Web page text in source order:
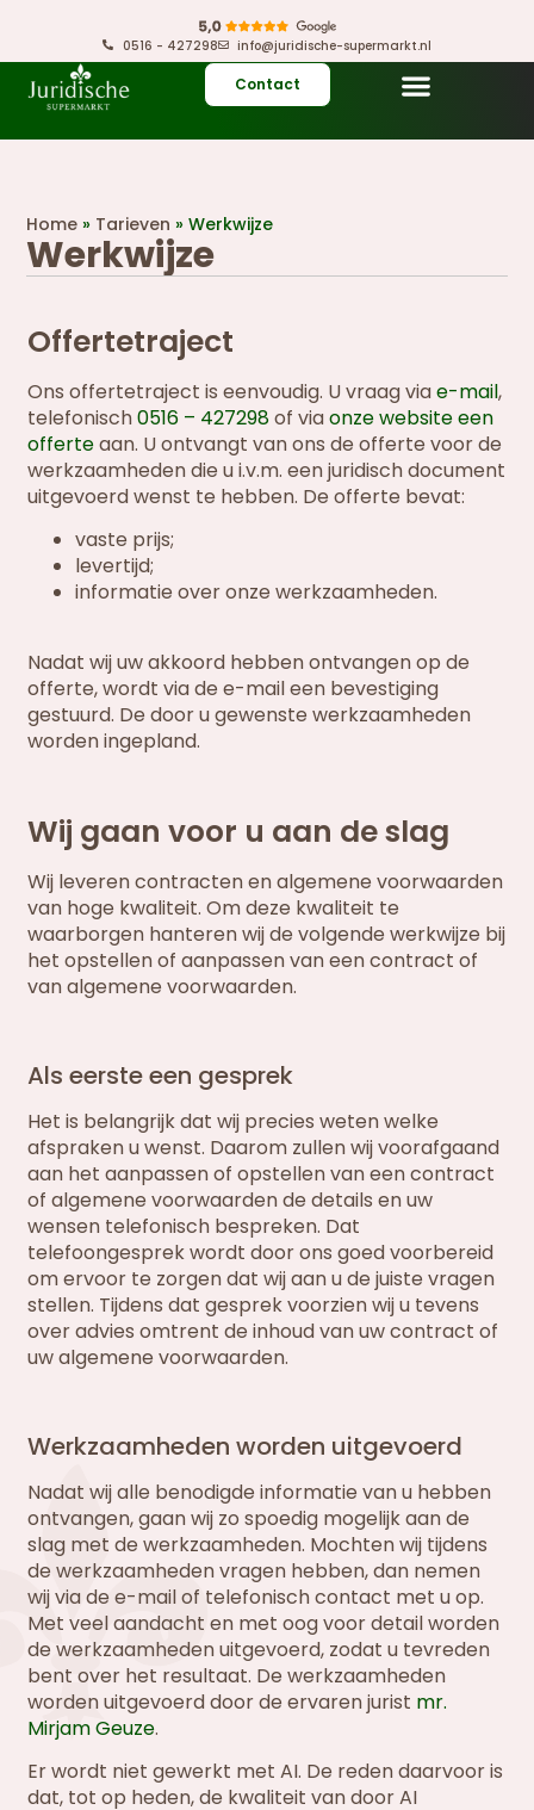
0516 - 427298 info@juridische-supermarkt.nl
Contact
Home » Tarieven »Werkwijze
Werkwijze
Offertetraject
Ons offertetraject is eenvoudig. U vraag viae-mail,
telefonisch0516 – 427298of viaonze website een
offerteaan. U ontvangt van ons de offerte voor de
werkzaamheden die u i.v.m. een juridisch document
uitgevoerd wenst te hebben. De offerte bevat:
vaste prijs;
levertijd;
informatie over onze werkzaamheden.
Nadat wij uw akkoord hebben ontvangen op de
offerte, wordt via de e-mail een bevestiging
gestuurd. De door u gewenste werkzaamheden
worden ingepland.
Wij gaan voor u aan de slag
Wij leveren contracten en algemene voorwaarden
van hoge kwaliteit. Om deze kwaliteit te
waarborgen hanteren wij de volgende werkwijze bij
het opstellen of aanpassen van een contract of
van algemene voorwaarden.
Als eerste een gesprek
Het is belangrijk dat wij precies weten welke
afspraken u wenst. Daarom zullen wij voorafgaand
aan het aanpassen of opstellen van een contract
of algemene voorwaarden de details en uw
wensen telefonisch bespreken. Dat
telefoongesprek wordt door ons goed voorbereid
om ervoor te zorgen dat wij aan u de juiste vragen
stellen. Tijdens dat gesprek voorzien wij u tevens
over advies omtrent de inhoud van uw contract of
uw algemene voorwaarden.
Werkzaamheden worden uitgevoerd
Nadat wij alle benodigde informatie van u hebben
ontvangen, gaan wij zo spoedig mogelijk aan de
slag met de werkzaamheden. Mochten wij tijdens
de werkzaamheden vragen hebben, dan nemen
wij via de e-mail of telefonisch contact met u op.
Met veel aandacht en met oog voor detail worden
de werkzaamheden uitgevoerd, zodat u tevreden
bent over het resultaat. De werkzaamheden
worden uitgevoerd door de ervaren jurist mr.
Mirjam Geuze.
Er wordt niet gewerkt met AI. De reden daarvoor is
dat, tot op heden, de kwaliteit van door AI